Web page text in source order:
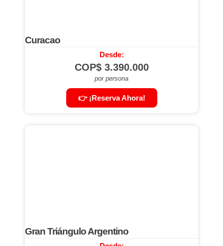
Curacao
Desde:
COP$3.390.000
por persona
👉 ¡Reserva Ahora!
Gran Triángulo Argentino